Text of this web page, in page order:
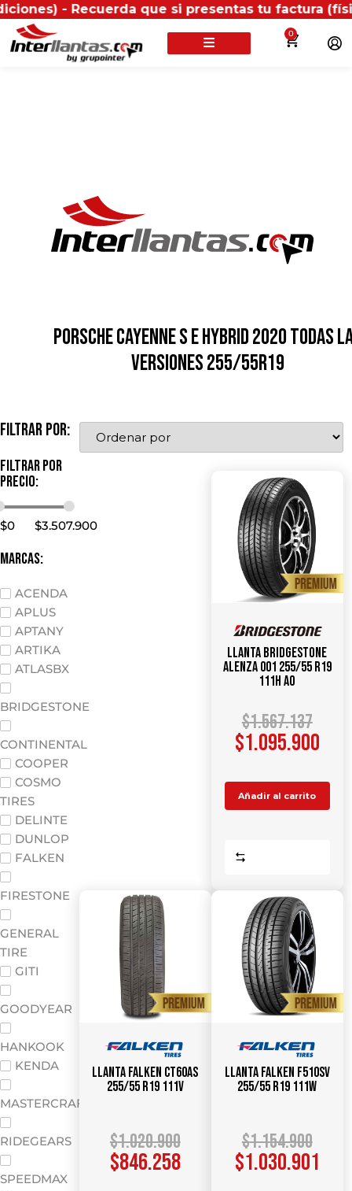
que si presentas tu factura (física o
0
PORSCHE CAYENNE S E HYBRID 2020 TODAS
VERSIONES 255/55R19
Filtrar por:
Filtrar por
precio:
$0 $3.507.900
marcas:
ACENDA
APLUS
APTANY
ARTIKA
ATLASBX
BRIDGESTONE
CONTINENTAL
COOPER
COSMO
TIRES
DELINTE
DUNLOP
FALKEN
FIRESTONE
GENERAL
TIRE
GITI
GOODYEAR
HANKOOK
KENDA
MASTERCRAFT
RIDEGEARS
SPEEDMAX
Llanta Bridgestone
Alenza 001 255/55 R19
111H AO
$1.567.137
$1.095.900
Añadir al carrito
Llanta FALKEN CT60AS
255/55 R19 111V
$1.020.900
$846.258
Llanta FALKEN F510SV
255/55 R19 111W
$1.154.900
$1.030.901